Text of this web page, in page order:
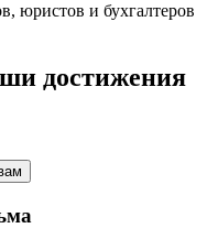
юристов и бухгалтеров
достижения